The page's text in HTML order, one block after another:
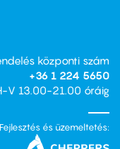
központi szám
+36 1 224 5650
V 13.00-21.00 óráig
Fejlesztés és üzemeltetés: